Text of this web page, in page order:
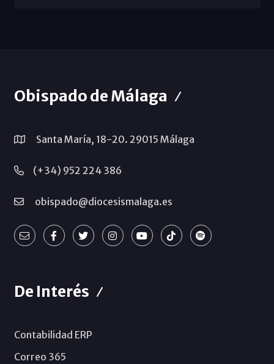
Obispado de Málaga
Santa María, 18-20. 29015 Málaga
(+34) 952 224 386
obispado@diocesismalaga.es
De Interés
Contabilidad ERP
Correo 365